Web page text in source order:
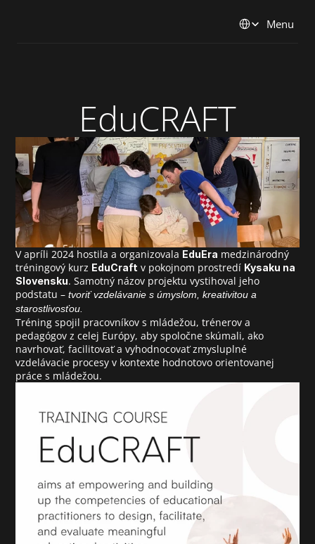
Menu
EduCRAFT
V apríli 2024 hostila a organizovala EduEra medzinárodný
tréningový kurz EduCraft v pokojnom prostredí Kysaku na
Slovensku. Samotný názov projektu vystihoval jeho
podstatu – tvoriť vzdelávanie s úmyslom, kreativitou a
starostlivosťou.
Tréning spojil pracovníkov s mládežou, trénerov a
pedagógov z celej Európy, aby spoločne skúmali, ako
navrhovať, facilitovať a vyhodnocovať zmysluplné
vzdelávacie procesy v kontexte hodnotovo orientovanej
práce s mládežou.